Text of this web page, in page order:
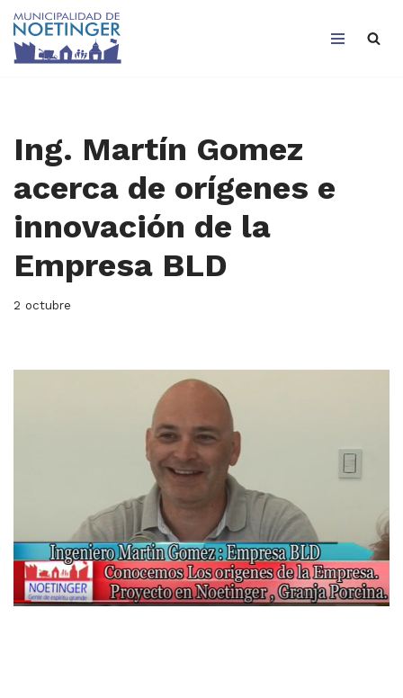
Saltar
Ing. Martín Gomez
acerca de orígenes e
innovación de la
Empresa BLD
2 octubre